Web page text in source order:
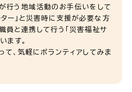
行う地域活動のお手伝いをして
ー」と災害時に支援が必要な方
員と連携して行う「災害福祉サ
ます。
て、気軽にボランティアしてみま